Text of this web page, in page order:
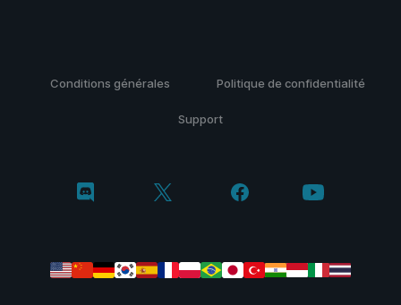
Conditions générales Politique de confidentialité
Support